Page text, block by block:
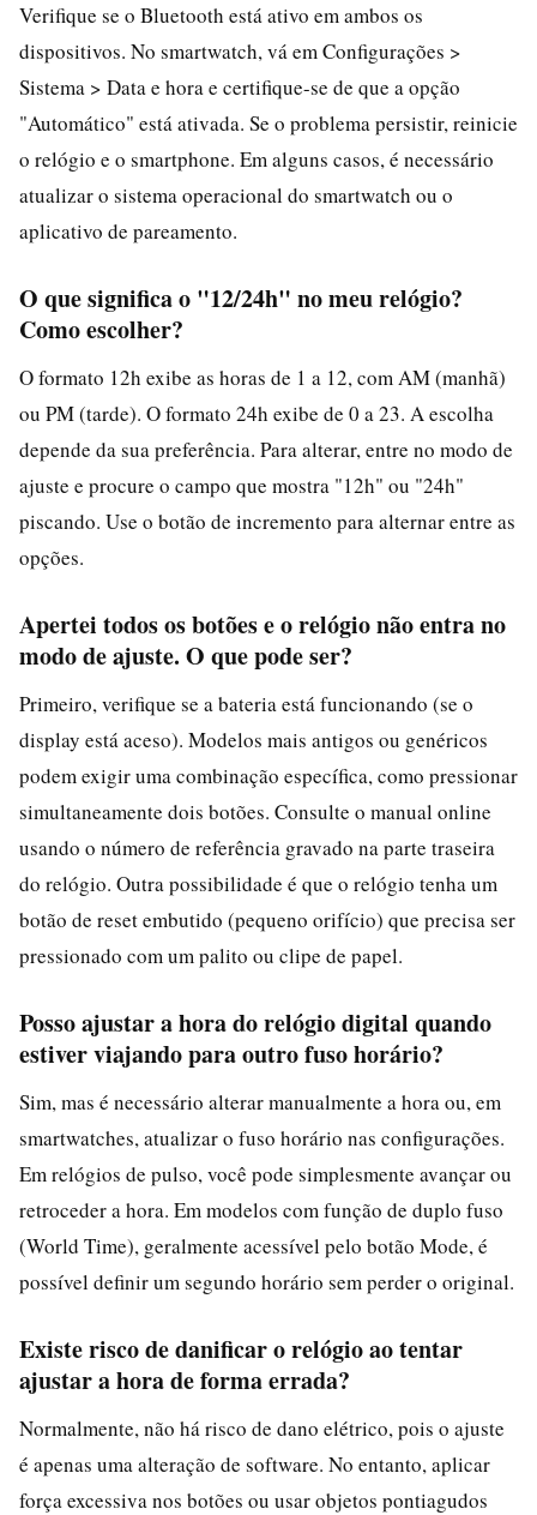
Verifique se o Bluetooth está ativo em ambos os
dispositivos. No smartwatch, vá em Configurações >
Sistema > Data e hora e certifique-se de que a opção
"Automático" está ativada. Se o problema persistir, reinicie
o relógio e o smartphone. Em alguns casos, é necessário
atualizar o sistema operacional do smartwatch ou o
aplicativo de pareamento.
O que significa o "12/24h" no meu relógio?
Como escolher?
O formato 12h exibe as horas de 1 a 12, com AM (manhã)
ou PM (tarde). O formato 24h exibe de 0 a 23. A escolha
depende da sua preferência. Para alterar, entre no modo de
ajuste e procure o campo que mostra "12h" ou "24h"
piscando. Use o botão de incremento para alternar entre as
opções.
Apertei todos os botões e o relógio não entra no
modo de ajuste. O que pode ser?
Primeiro, verifique se a bateria está funcionando (se o
display está aceso). Modelos mais antigos ou genéricos
podem exigir uma combinação específica, como pressionar
simultaneamente dois botões. Consulte o manual online
usando o número de referência gravado na parte traseira
do relógio. Outra possibilidade é que o relógio tenha um
botão de reset embutido (pequeno orifício) que precisa ser
pressionado com um palito ou clipe de papel.
Posso ajustar a hora do relógio digital quando
estiver viajando para outro fuso horário?
Sim, mas é necessário alterar manualmente a hora ou, em
smartwatches, atualizar o fuso horário nas configurações.
Em relógios de pulso, você pode simplesmente avançar ou
retroceder a hora. Em modelos com função de duplo fuso
(World Time), geralmente acessível pelo botão Mode, é
possível definir um segundo horário sem perder o original.
Existe risco de danificar o relógio ao tentar
ajustar a hora de forma errada?
Normalmente, não há risco de dano elétrico, pois o ajuste
é apenas uma alteração de software. No entanto, aplicar
força excessiva nos botões ou usar objetos pontiagudos